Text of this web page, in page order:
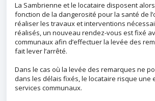
La Sambrienne et le locataire disposent
fonction de la dangerosité pour la santé de
réaliser les travaux et interventions
réalisés, un nouveau rendez-vous est fixé
communaux afin d’effectuer la levée des
fait lever l’arrêté.
Dans le cas où la levée des remarques ne
dans les délais fixés, le locataire risque une
services communaux.